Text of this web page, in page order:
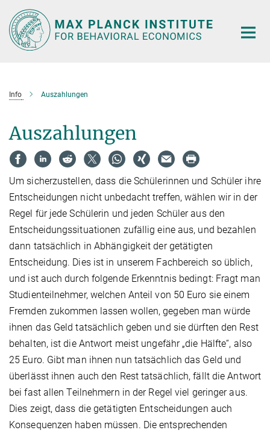
Main-
Content
Info Auszahlungen
Auszahlungen
Um sicherzustellen, dass die Schülerinnen und Schüler ihre
Entscheidungen nicht unbedacht treffen, wählen wir in der
Regel für jede Schülerin und jeden Schüler aus den
Entscheidungssituationen zufällig eine aus, und bezahlen
dann tatsächlich in Abhängigkeit der getätigten
Entscheidung. Dies ist in unserem Fachbereich so üblich,
und ist auch durch folgende Erkenntnis bedingt: Fragt man
Studienteilnehmer, welchen Anteil von 50 Euro sie einem
Fremden zukommen lassen wollen, gegeben man würde
ihnen das Geld tatsächlich geben und sie dürften den Rest
behalten, ist die Antwort meist ungefähr „die Hälfte“, also
25 Euro. Gibt man ihnen nun tatsächlich das Geld und
überlässt ihnen auch den Rest tatsächlich, fällt die Antwort
bei fast allen Teilnehmern in der Regel viel geringer aus.
Dies zeigt, dass die getätigten Entscheidungen auch
Konsequenzen haben müssen. Die entsprechenden